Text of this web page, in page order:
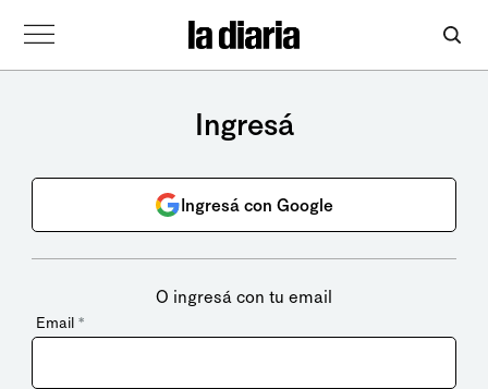
Ingresá
Ingresá con Google
O ingresá con tu email
Email *